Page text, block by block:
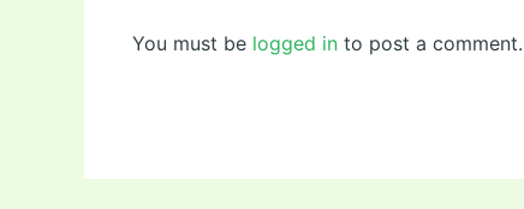
You must be logged in to post a comment.